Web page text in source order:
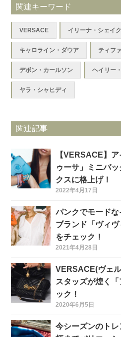
関連キーワード
VERSACE イリーナ・シェイク
キャロライン・ダウア ティフ
デボン・カールソン ヘイリー
ヤラ・シャヒディ
関連記事
【VERSACE】
ゥーサ」ミニバ
クスに格上げ！
2022年4月17日
パンクでモード
ブランド「ヴィヴ
をチェック！
2021年4月28日
VERSACE(ヴェ
スタッズが煌く
ック！
2020年6月5日
今シーズンのト